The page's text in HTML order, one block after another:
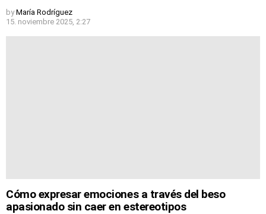
by María Rodríguez
15. noviembre 2025, 2:27
Cómo expresar emociones a través del beso
apasionado sin caer en estereotipos